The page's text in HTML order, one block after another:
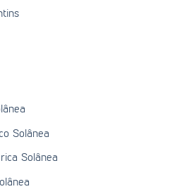
Solânea
Solânea